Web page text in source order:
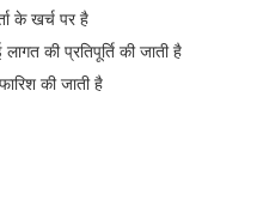
के खर्च पर है
की प्रतिपूर्ति की जाती है
की जाती है